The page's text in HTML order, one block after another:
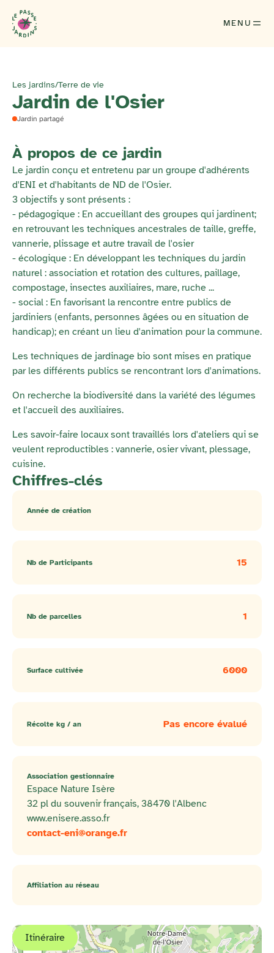
MENU
Les jardins/Terre de vie
Jardin de l'Osier
Jardin partagé
À propos de ce jardin
Le jardin conçu et entretenu par un groupe d'adhérents
d'ENI et d'habitants de ND de l'Osier.
3 objectifs y sont présents :
- pédagogique : En accueillant des groupes qui jardinent;
en retrouvant les techniques ancestrales de taille, greffe,
vannerie, plissage et autre travail de l'osier
- écologique : En développant les techniques du jardin
naturel : association et rotation des cultures, paillage,
compostage, insectes auxiliaires, mare, ruche ...
- social : En favorisant la rencontre entre publics de
jardiniers (enfants, personnes âgées ou en situation de
handicap); en créant un lieu d'animation pour la commune.
Les techniques de jardinage bio sont mises en pratique
par les différents publics se rencontrant lors d'animations.
On recherche la biodiversité dans la variété des légumes
et l'accueil des auxiliaires.
Les savoir-faire locaux sont travaillés lors d'ateliers qui se
veulent reproductibles : vannerie, osier vivant, plessage,
cuisine.
Chiffres-clés
Année de création
Nb de Participants 15
Nb de parcelles 1
Surface cultivée 6000
Récolte kg / an Pas encore évalué
Association gestionnaire
Espace Nature Isère
32 pl du souvenir français, 38470 l'Albenc
www.enisere.asso.fr
contact-eni@orange.fr
Affiliation au réseau
Itinéraire
+